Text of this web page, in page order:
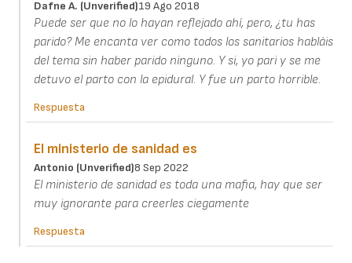
Dafne A. (unverified)19 Ago 2018
Puede ser que no lo hayan reflejado ahí, pero, ¿tu has
parido? Me encanta ver como todos los sanitarios habláis
del tema sin haber parido ninguno. Y si, yo pari y se me
detuvo el parto con la epidural. Y fue un parto horrible.
Respuesta
El ministerio de sanidad es
Antonio (unverified)8 Sep 2022
El ministerio de sanidad es toda una mafia, hay que ser
muy ignorante para creerles ciegamente
Respuesta